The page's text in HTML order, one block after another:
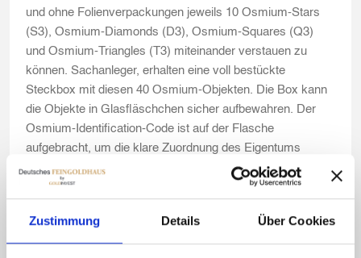
Zustimmung Details Über Cookies
und ohne Folienverpackungen jeweils 10 Osmium-Stars
(S3), Osmium-Diamonds (D3), Osmium-Squares (Q3)
und Osmium-Triangles (T3) miteinander verstauen zu
können. Sachanleger, erhalten eine voll bestückte
Steckbox mit diesen 40 Osmium-Objekten. Die Box kann
die Objekte in Glasfläschchen sicher aufbewahren. Der
Osmium-Identification-Code ist auf der Flasche
aufgebracht, um die klare Zuordnung des Eigentums
aufrecht erhalten zu können. Mit dem Preis der einzelnen
Objekte, durch Anpassung an die Tagespreise des
täglich. Da die Objekte zudem auf Basis der Kristallisation
leicht abweichende Gewichte besitzen, wiegen die Inhalte